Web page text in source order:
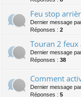
Feu stop
Dernier message
Réponses : 2
Touran 2
Dernier message
Réponses : 38
Comment
Dernier message
Réponses : 5